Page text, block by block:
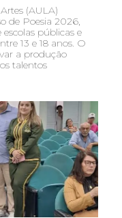
(AULA)
de Poesia 2026,
públicas e
13 e 18 anos. O
a produção
talentos